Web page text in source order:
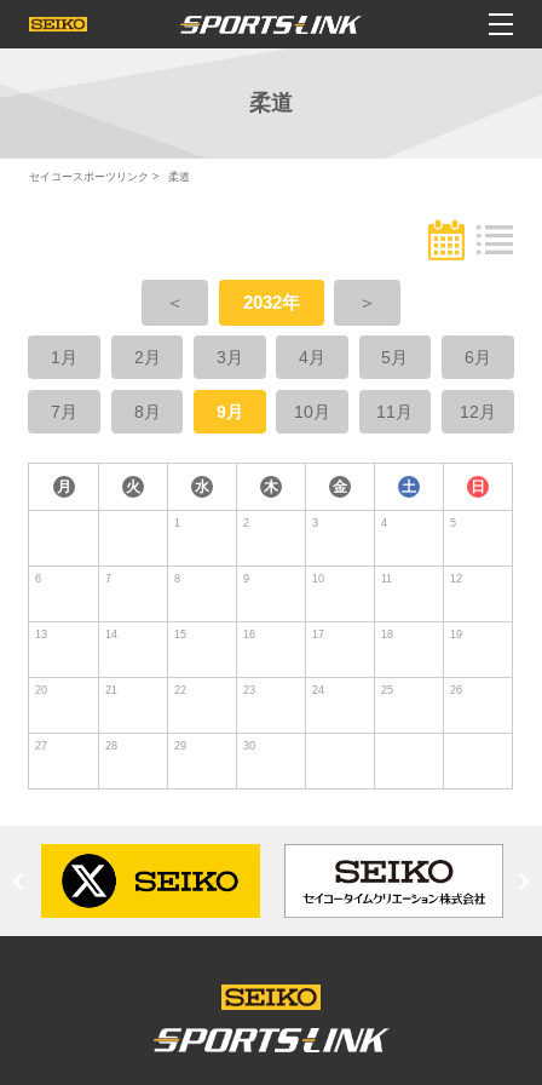
柔道
セイコースポーツリンク 柔道
＜ 2032年 ＞
1月 2月 3月 4月 5月 6月
7月 8月 9月 10月 11月 12月
月 火 水 木 金 土 日
1 2 3 4 5
6 7 8 9 10 11 12
13 14 15 16 17 18 19
20 21 22 23 24 25 26
27 28 29 30